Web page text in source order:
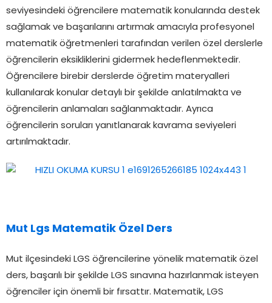
seviyesindeki öğrencilere matematik konularında destek
sağlamak ve başarılarını artırmak amacıyla profesyonel
matematik öğretmenleri tarafından verilen özel derslerle
öğrencilerin eksikliklerini gidermek hedeflenmektedir.
Öğrencilere birebir derslerde öğretim materyalleri
kullanılarak konular detaylı bir şekilde anlatılmakta ve
öğrencilerin anlamaları sağlanmaktadır. Ayrıca
öğrencilerin soruları yanıtlanarak kavrama seviyeleri
artırılmaktadır.
Mut Lgs Matematik Özel Ders
Mut ilçesindeki LGS öğrencilerine yönelik matematik özel
ders, başarılı bir şekilde LGS sınavına hazırlanmak isteyen
öğrenciler için önemli bir fırsattır. Matematik, LGS